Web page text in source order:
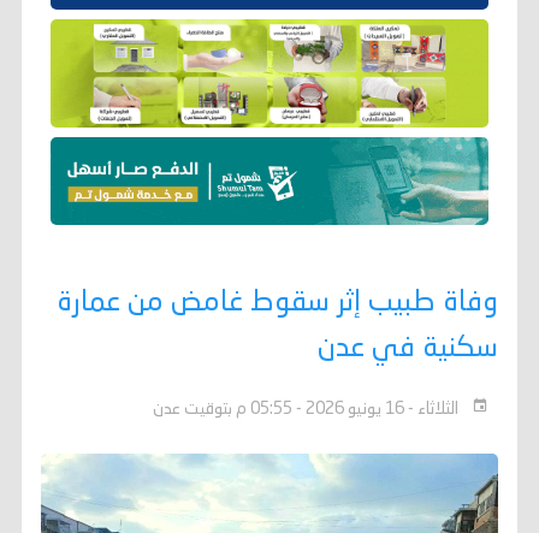
وفاة طبيب إثر سقوط غامض من عمارة
سكنية في عدن
الثلاثاء - 16 يونيو 2026 - 05:55 م بتوقيت عدن